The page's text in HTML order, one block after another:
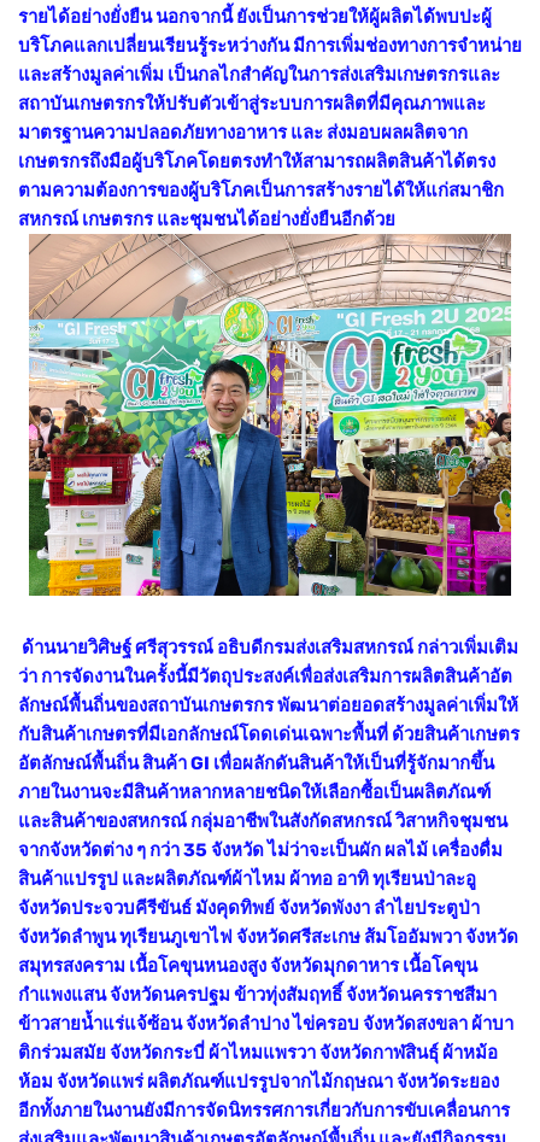
รายได้อย่างยั่งยืน นอกจากนี้ ยังเป็นการช่วยให้ผู้ผลิตได้พบปะผู้
บริโภคแลกเปลี่ยนเรียนรู้ระหว่างกัน มีการเพิ่มช่องทางการจำหน่าย
และสร้างมูลค่าเพิ่ม เป็นกลไกสำคัญในการส่งเสริมเกษตรกรและ
สถาบันเกษตรกรให้ปรับตัวเข้าสู่ระบบการผลิตที่มีคุณภาพและ
มาตรฐานความปลอดภัยทางอาหาร และ ส่งมอบผลผลิตจาก
เกษตรกรถึงมือผู้บริโภคโดยตรงทำให้สามารถผลิตสินค้าได้ตรง
ตามความต้องการของผู้บริโภคเป็นการสร้างรายได้ให้แก่สมาชิก
สหกรณ์ เกษตรกร และชุมชนได้อย่างยั่งยืนอีกด้วย
ด้านนายวิศิษฐ์ ศรีสุวรรณ์ อธิบดีกรมส่งเสริมสหกรณ์ กล่าวเพิ่มเติม
ว่า การจัดงานในครั้งนี้มีวัตถุประสงค์เพื่อส่งเสริมการผลิตสินค้าอัต
ลักษณ์พื้นถิ่นของสถาบันเกษตรกร พัฒนาต่อยอดสร้างมูลค่าเพิ่มให้
กับสินค้าเกษตรที่มีเอกลักษณ์โดดเด่นเฉพาะพื้นที่ ด้วยสินค้าเกษตร
อัตลักษณ์พื้นถิ่น สินค้า GI เพื่อผลักดันสินค้าให้เป็นที่รู้จักมากขึ้น
ภายในงานจะมีสินค้าหลากหลายชนิดให้เลือกซื้อเป็นผลิตภัณฑ์
และสินค้าของสหกรณ์ กลุ่มอาชีพในสังกัดสหกรณ์ วิสาหกิจชุมชน
จากจังหวัดต่าง ๆ กว่า 35 จังหวัด ไม่ว่าจะเป็นผัก ผลไม้ เครื่องดื่ม
สินค้าแปรรูป และผลิตภัณฑ์ผ้าไหม ผ้าทอ อาทิ ทุเรียนป่าละอู
จังหวัดประจวบคีรีขันธ์ มังคุดทิพย์ จังหวัดพังงา ลำไยประตูป่า
จังหวัดลำพูน ทุเรียนภูเขาไฟ จังหวัดศรีสะเกษ ส้มโออัมพวา จังหวัด
สมุทรสงคราม เนื้อโคขุนหนองสูง จังหวัดมุกดาหาร เนื้อโคขุน
กำแพงแสน จังหวัดนครปฐม ข้าวทุ่งสัมฤทธิ์ จังหวัดนครราชสีมา
ข้าวสายน้ำแร่แจ้ซ้อน จังหวัดลำปาง ไข่ครอบ จังหวัดสงขลา ผ้าบา
ติกร่วมสมัย จังหวัดกระบี่ ผ้าไหมแพรวา จังหวัดกาฬสินธุ์ ผ้าหม้อ
ห้อม จังหวัดแพร่ ผลิตภัณฑ์แปรรูปจากไม้กฤษณา จังหวัดระยอง
อีกทั้งภายในงานยังมีการจัดนิทรรศการเกี่ยวกับการขับเคลื่อนการ